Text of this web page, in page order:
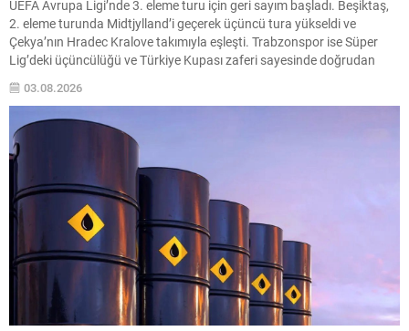
UEFA Avrupa Ligi’nde 3. eleme turu için geri sayım başladı. Beşiktaş,
2. eleme turunda Midtjylland’i geçerek üçüncü tura yükseldi ve
Çekya’nın Hradec Kralove takımıyla eşleşti. Trabzonspor ise Süper
Lig’deki üçüncülüğü ve Türkiye Kupası zaferi sayesinde doğrudan
play-off turundan turnuvaya katılma hakkı elde etti. Play-off
Eşleşmeleri ve Tarihler Beşiktaş, 3. eleme...
03.08.2026